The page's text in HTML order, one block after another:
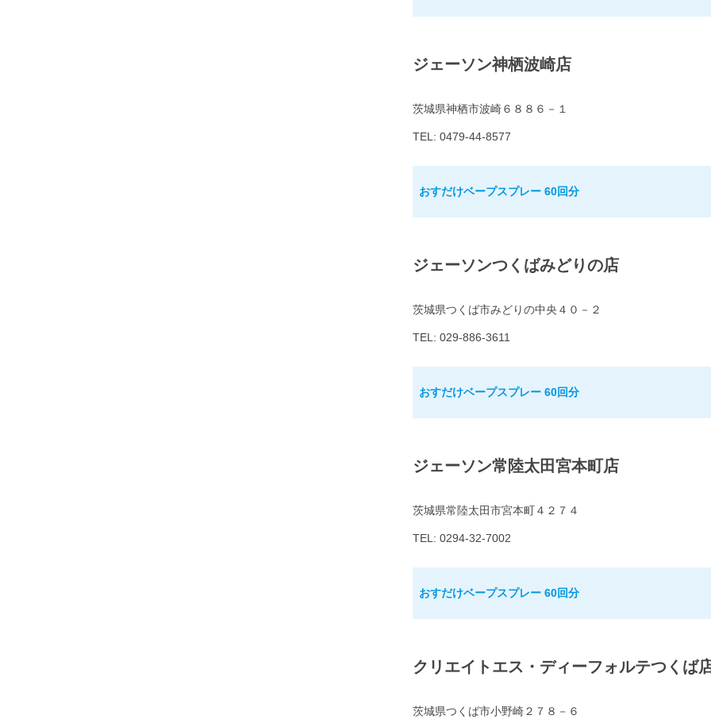
ジェーソン神栖波崎店
茨城県神栖市波崎６８８６－１
TEL: 0479-44-8577
おすだけベープスプレー 60回分
ジェーソンつくばみどりの店
茨城県つくば市みどりの中央４０－２
TEL: 029-886-3611
おすだけベープスプレー 60回分
ジェーソン常陸太田宮本町店
茨城県常陸太田市宮本町４２７４
TEL: 0294-32-7002
おすだけベープスプレー 60回分
クリエイトエス・ディーフォルテつくば
茨城県つくば市小野崎２７８－６